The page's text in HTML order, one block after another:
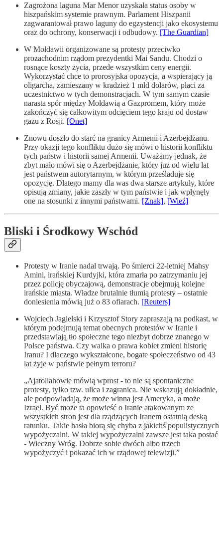
Zagrożona laguna Mar Menor uzyskała status osoby w
hiszpańskim systemie prawnym. Parlament Hiszpanii
zagwarantował prawo laguny do egzystencji jako ekosystemu
oraz do ochrony, konserwacji i odbudowy. [The Guardian]
W Mołdawii organizowane są protesty przeciwko
prozachodnim rządom prezydentki Mai Sandu. Chodzi o
rosnące koszty życia, przede wszystkim ceny energii.
Wykorzystać chce to prorosyjska opozycja, a wspierający ją
oligarcha, zamieszany w kradzież 1 mld dolarów, płaci za
uczestnictwo w tych demonstracjach. W tym samym czasie
narasta spór między Mołdawią a Gazpromem, który może
zakończyć się całkowitym odcięciem tego kraju od dostaw
gazu z Rosji. [Onet]
Znowu doszło do starć na granicy Armenii i Azerbejdżanu.
Przy okazji tego konfliktu dużo się mówi o historii konfliktu
tych państw i historii samej Armenii. Uważamy jednak, że
zbyt mało mówi się o Azerbejdżanie, który już od wielu lat
jest państwem autorytarnym, w którym prześladuje się
opozycję. Dlatego mamy dla was dwa starsze artykuły, które
opisują zmiany, jakie zaszły w tym państwie i jak wpłynęły
one na stosunki z innymi państwami. [Znak], [Wieź]
Bliski i Środkowy Wschód
Protesty w Iranie nadal trwają. Po śmierci 22-letniej Mahsy
Amini, irańskiej Kurdyjki, która zmarła po zatrzymaniu jej
przez policję obyczajową, demonstracje obejmują kolejne
irańskie miasta. Władze brutalnie tłumią protesty – ostatnie
doniesienia mówią już o 83 ofiarach. [Reuters]
Wojciech Jagielski i Krzysztof Story zapraszają na podkast, w
którym podejmują temat obecnych protestów w Iranie i
przedstawiają tło społeczne tego niezbyt dobrze znanego w
Polsce państwa. Czy walka o prawa kobiet zmieni historię
Iranu? I dlaczego wykształcone, bogate społeczeństwo od 43
lat żyje w państwie pełnym terroru?
„Ajatollahowie mówią wprost - to nie są spontaniczne
protesty, tylko tzw. ulica i zagranica. Nie wskazują dokładnie,
ale podpowiadają, że może winna jest Ameryka, a może
Izrael. Być może ta opowieść o Iranie atakowanym ze
wszystkich stron jest dla rządzących Iranem ostatnią deską
ratunku. Takie hasła biorą się chyba z jakichś populistycznych
wypożyczalni. W takiej wypożyczalni zawsze jest taka postać
- Wieczny Wróg. Dobrze sobie dwóch albo trzech
wypożyczyć i pokazać ich w rządowej telewizji.”